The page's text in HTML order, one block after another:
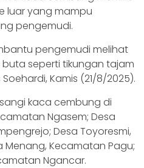
luar yang mampu
pengemudi.
pengemudi melihat
seperti tikungan tajam
Kamis (21/8/2025).
kaca cembung di
Ngasem; Desa
Desa Toyoresmi,
Menang, Kecamatan Pagu;
Ngancar.